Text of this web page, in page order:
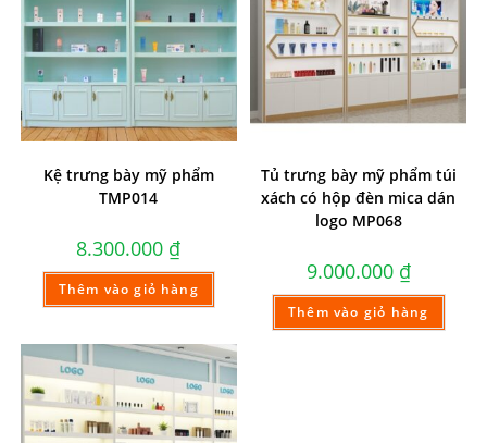
Kệ trưng bày mỹ phẩm
TMP014
8.300.000 ₫
Thêm vào giỏ hàng
Tủ trưng bày mỹ phẩm túi
xách có hộp đèn mica dán
logo MP068
9.000.000 ₫
Thêm vào giỏ hàng